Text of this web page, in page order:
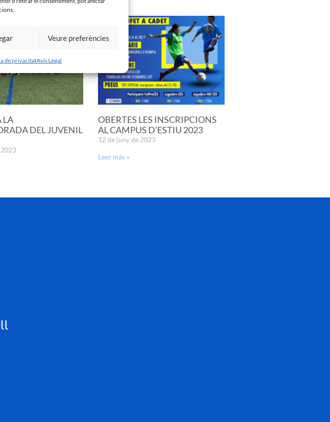
Veure preferències
de privacitatAvis Legal
LA
DEL JUVENIL
OBERTES LES INSCRIPCIONS
AL CAMPUS D’ESTIU 2023
12 de juny de 2023
Leer más »